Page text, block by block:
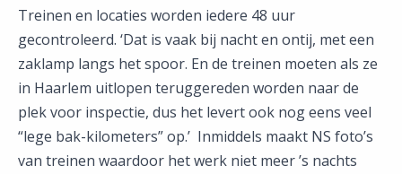
Treinen en locaties worden iedere 48 uur
gecontroleerd. ‘Dat is vaak bij nacht en ontij, met een
zaklamp langs het spoor. En de treinen moeten als ze
in Haarlem uitlopen teruggereden worden naar de
plek voor inspectie, dus het levert ook nog eens veel
“lege bak-kilometers” op.’ Inmiddels maakt NS foto’s
van treinen waardoor het werk niet meer ’s nachts